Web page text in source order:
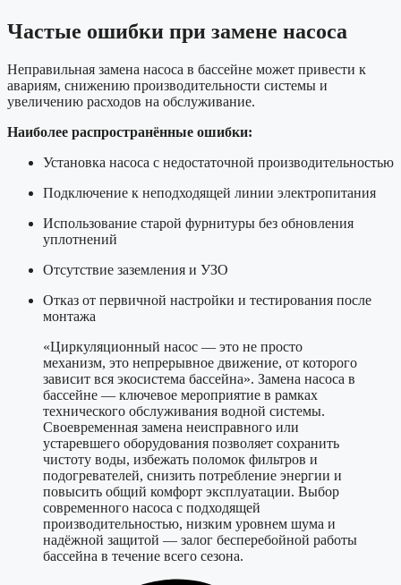
Частые ошибки при замене насоса
Неправильная замена насоса в бассейне может привести к
авариям, снижению производительности системы и
увеличению расходов на обслуживание.
Наиболее распространённые ошибки:
Установка насоса с недостаточной производительностью
Подключение к неподходящей линии электропитания
Использование старой фурнитуры без обновления
уплотнений
Отсутствие заземления и УЗО
Отказ от первичной настройки и тестирования после
монтажа
«Циркуляционный насос — это не просто
механизм, это непрерывное движение, от которого
зависит вся экосистема бассейна». Замена насоса в
бассейне — ключевое мероприятие в рамках
технического обслуживания водной системы.
Своевременная замена неисправного или
устаревшего оборудования позволяет сохранить
чистоту воды, избежать поломок фильтров и
подогревателей, снизить потребление энергии и
повысить общий комфорт эксплуатации. Выбор
современного насоса с подходящей
производительностью, низким уровнем шума и
надёжной защитой — залог бесперебойной работы
бассейна в течение всего сезона.